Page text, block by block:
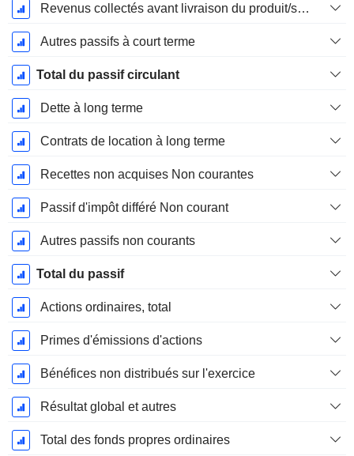
Revenus collectés avant livraison du produit/service
Autres passifs à court terme
Total du passif circulant
Dette à long terme
Contrats de location à long terme
Recettes non acquises Non courantes
Passif d'impôt différé Non courant
Autres passifs non courants
Total du passif
Actions ordinaires, total
Primes d'émissions d'actions
Bénéfices non distribués sur l'exercice
Résultat global et autres
Total des fonds propres ordinaires